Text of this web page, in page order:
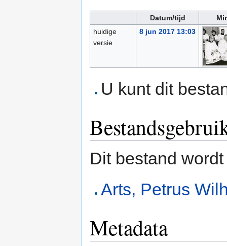
Datum/tijd
huidige
versie
8 jun 2017 13:03
U kunt dit
Dit bestand
Arts, Petrus
Metadata